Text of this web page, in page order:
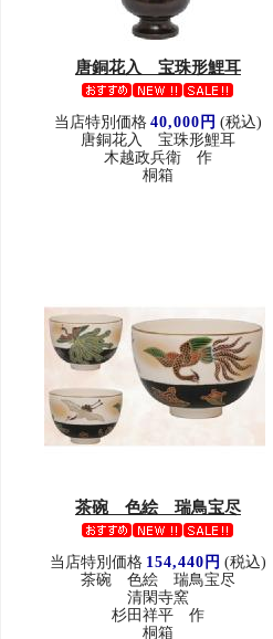
唐銅花入 宝珠形鯉耳
当店特別価格 40,000円 (税込)
唐銅花入 宝珠形鯉耳
木越政兵衛 作
桐箱
茶碗 色絵 瑞鳥宝尽
当店特別価格 154,440円 (税込)
茶碗 色絵 瑞鳥宝尽
清閑寺窯
杉田祥平 作
桐箱